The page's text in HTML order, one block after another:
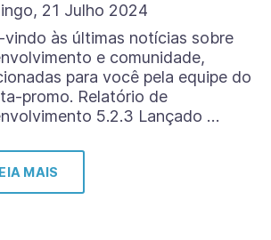
21 Julho 2024
vindo às últimas notícias sobre
e comunidade,
para você pela equipe do
promo. Relatório de
5.2.3 Lançado …
MAIS